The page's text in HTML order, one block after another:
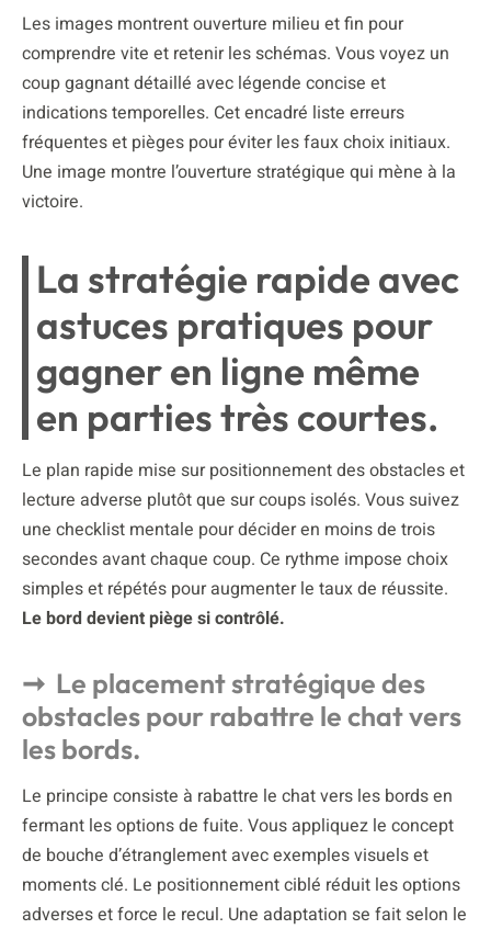
Les images montrent ouverture milieu et fin pour
comprendre vite et retenir les schémas. Vous voyez un
coup gagnant détaillé avec légende concise et
indications temporelles. Cet encadré liste erreurs
fréquentes et pièges pour éviter les faux choix initiaux.
Une image montre l’ouverture stratégique qui mène à la
victoire.
La stratégie rapide avec
astuces pratiques pour
gagner en ligne même
en parties très courtes.
Le plan rapide mise sur positionnement des obstacles et
lecture adverse plutôt que sur coups isolés. Vous suivez
une checklist mentale pour décider en moins de trois
secondes avant chaque coup. Ce rythme impose choix
simples et répétés pour augmenter le taux de réussite.
Le bord devient piège si contrôlé.
Le placement stratégique des
obstacles pour rabattre le chat vers
les bords.
Le principe consiste à rabattre le chat vers les bords en
fermant les options de fuite. Vous appliquez le concept
de bouche d’étranglement avec exemples visuels et
moments clé. Le positionnement ciblé réduit les options
adverses et force le recul. Une adaptation se fait selon le